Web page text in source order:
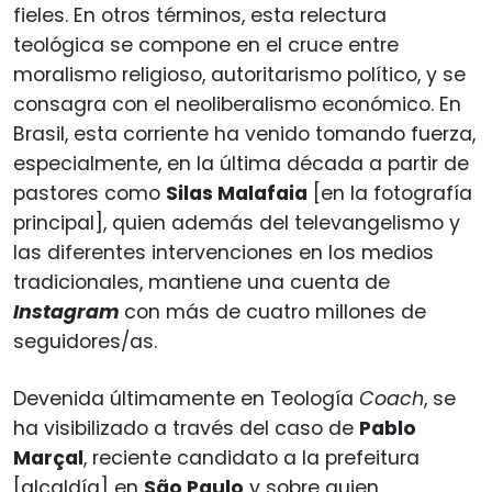
fieles. En otros términos, esta relectura
teológica se compone en el cruce entre
moralismo religioso, autoritarismo político, y se
consagra con el neoliberalismo económico. En
Brasil, esta corriente ha venido tomando fuerza,
especialmente, en la última década a partir de
pastores como Silas Malafaia [en la fotografía
principal], quien además del televangelismo y
las diferentes intervenciones en los medios
tradicionales, mantiene una cuenta de
Instagram con más de cuatro millones de
seguidores/as.
Devenida últimamente en Teología Coach, se
ha visibilizado a través del caso de Pablo
Marçal, reciente candidato a la prefeitura